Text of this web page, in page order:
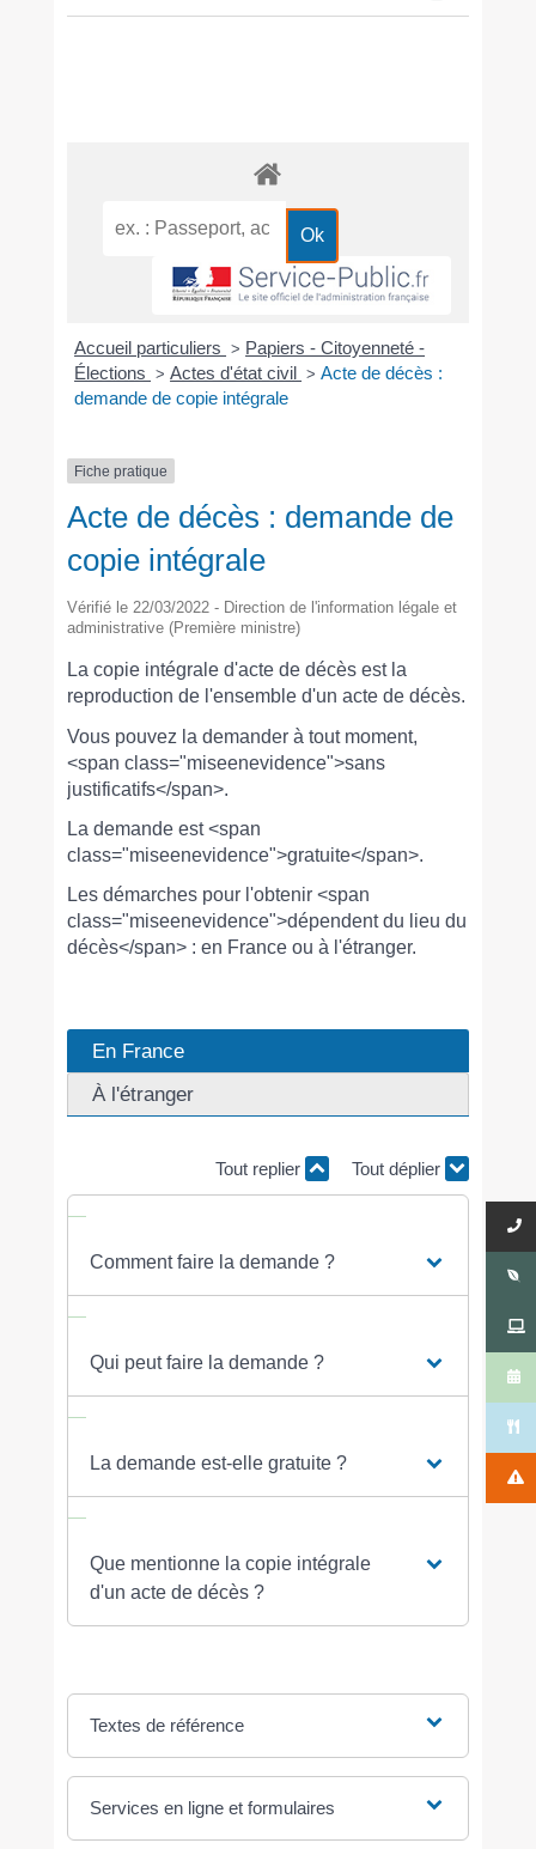
Accueil particuliers > Papiers - Citoyenneté -
Élections > Actes d'état civil > Acte de décès :
demande de copie intégrale
Fiche pratique
Acte de décès : demande de
copie intégrale
Vérifié le 22/03/2022 - Direction de l'information légale et
administrative (Première ministre)
La copie intégrale d'acte de décès est la
reproduction de l'ensemble d'un acte de décès.
Vous pouvez la demander à tout moment,
<span class="miseenevidence">sans
justificatifs</span>.
La demande est <span
class="miseenevidence">gratuite</span>.
Les démarches pour l'obtenir <span
class="miseenevidence">dépendent du lieu du
décès</span> : en France ou à l'étranger.
En France
À l'étranger
Tout replier Tout déplier
Comment faire la demande ?
Qui peut faire la demande ?
La demande est-elle gratuite ?
Que mentionne la copie intégrale
d'un acte de décès ?
Textes de référence
Services en ligne et formulaires